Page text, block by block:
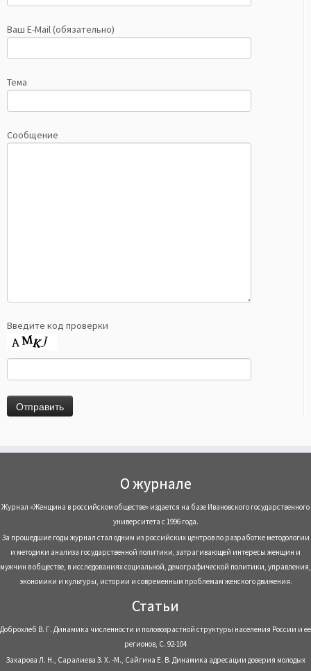
Ваш E-Mail (обязательно)
Тема
Сообщение
Введите код проверки
О журнале
Журнал «Женщина в российском обществе» издается на базе Ивановского государственного
университета с 1996 года.
За прошедшие годы журнал стал одним из российских центров по разработке методологии
и методики анализа государственной политики, затрагивающей интересы женщин и
мужчин в обществе, в исследованиях социальной, демографической политики, управления,
экономики и культуры, истории и современным проблемам женского движения.
Статьи
Доброхлеб В. Г. Динамика численности и половозрастной структуры населения России и ее
регионов, С. 92-104
Захарова Л. Н., Саралиева З. Х. -М., Сайгина Е. В. Динамика адресации доверия молодых